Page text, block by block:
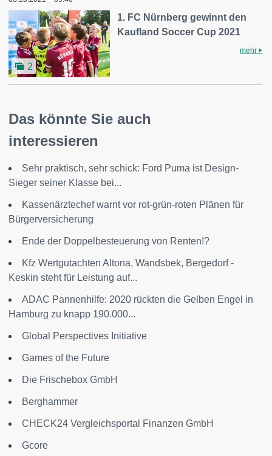
2
1. FC Nürnberg gewinnt den
Kaufland Soccer Cup 2021
mehr
Das könnte Sie auch
interessieren
Sehr praktisch, sehr schick: Ford Puma ist Design-
Sieger seiner Klasse bei...
Kassenärztechef warnt vor rot-grün-roten Plänen für
Bürgerversicherung
Ende der Doppelbesteuerung von Renten!?
Kfz Wertgutachten Altona, Wandsbek, Bergedorf -
Keskin steht für Leistung auf...
ADAC Pannenhilfe: 2020 rückten die Gelben Engel in
Hamburg zu knapp 190.000...
Global Perspectives Initiative
Games of the Future
Die Frischebox GmbH
Berghammer
CHECK24 Vergleichsportal Finanzen GmbH
Gcore